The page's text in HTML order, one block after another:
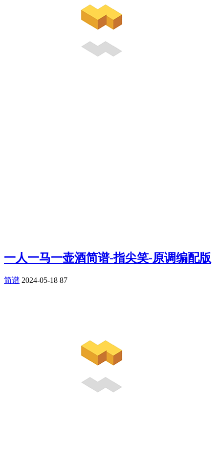
一人一马一壶酒简谱-指尖笑-原调编配版
简谱 2024-05-18 87